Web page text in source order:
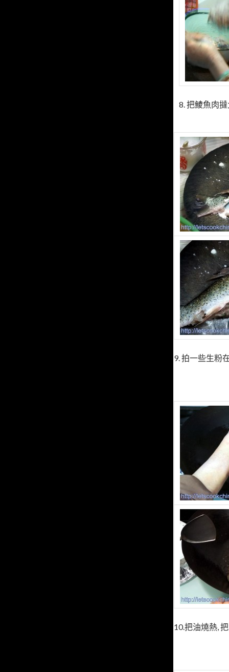
8. 把鯪魚肉
9. 拍一些生粉
10.把油燒熱,